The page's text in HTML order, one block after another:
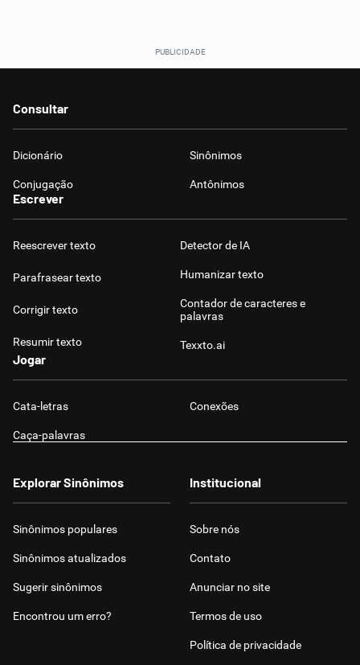
Consultar
Dicionário Sinônimos
Conjugação Antônimos
Escrever
Reescrever texto
Parafrasear texto
Corrigir texto
Resumir texto
Detector de IA
Humanizar texto
Contador de caracteres e
palavras
Texxto.ai
Jogar
Cata-letras Conexões
Caça-palavras
Explorar Sinônimos
Sinônimos populares
Sinônimos atualizados
Sugerir sinônimos
Encontrou um erro?
Institucional
Sobre nós
Contato
Anunciar no site
Termos de uso
Política de privacidade